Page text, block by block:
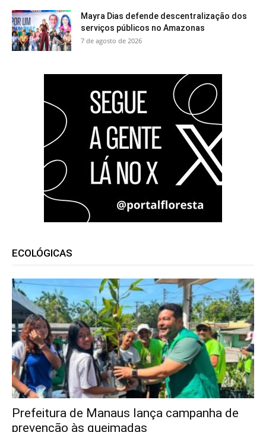
Mayra Dias defende descentralização dos
serviços públicos no Amazonas
7 de agosto de 2026
ECOLÓGICAS
Prefeitura de Manaus lança campanha de
prevenção às queimadas